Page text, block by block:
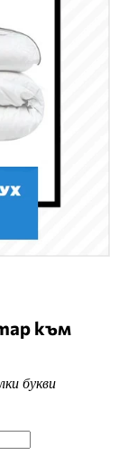
към
букви